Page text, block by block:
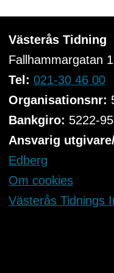
Västerås Tidning
Fallhammargatan
Tel: 021-30 46 00
Organisationsnr:
Bankgiro: 5222-
Ansvarig
Edberg
Om cookies
Västerås Tidnings